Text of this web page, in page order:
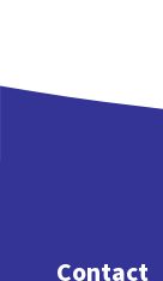
Contact